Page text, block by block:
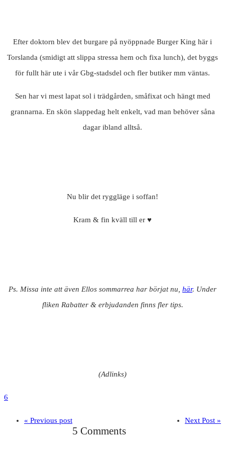
Efter doktorn blev det burgare på nyöppnade Burger King här i
Torslanda (smidigt att slippa stressa hem och fixa lunch), det byggs
för fullt här ute i vår Gbg-stadsdel och fler butiker mm väntas.
Sen har vi mest lapat sol i trädgården, småfixat och hängt med
grannarna. En skön slappedag helt enkelt, vad man behöver såna
dagar ibland alltså.
Nu blir det ryggläge i soffan!
Kram & fin kväll till er ♥
Ps. Missa inte att även Ellos sommarrea har börjat nu, här. Under
fliken Rabatter & erbjudanden finns fler tips.
(Adlinks)
6
« Previous post Next Post »
5 Comments